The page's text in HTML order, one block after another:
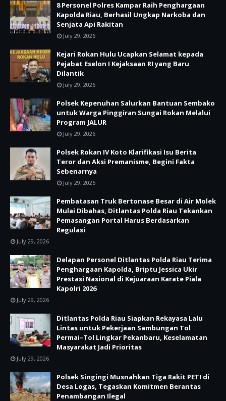
8 Personel Polres Kampar Raih Penghargaan
Kapolda Riau, Berhasil Ungkap Narkoba dan
Senjata Api Rakitan
July 29, 2026
Kejari Rokan Hulu Ucapkan Selamat kepada
Pejabat Eselon I Kejaksaan RI yang Baru
Dilantik
July 29, 2026
Polsek Kepenuhan Salurkan Bantuan Sembako
untuk Warga Pinggiran Sungai Rokan Melalui
Program JALUR
July 29, 2026
Polsek Rokan IV Koto Klarifikasi Isu Berita
Teror dan Aksi Premanisme, Begini Fakta
Sebenarnya
July 29, 2026
Pembatasan Truk Bertonase Besar di Air Molek
Mulai Dibahas, Ditlantas Polda Riau Tekankan
Pemasangan Portal Harus Berdasarkan
Regulasi
July 29, 2026
Delapan Personel Ditlantas Polda Riau Terima
Penghargaan Kapolda, Briptu Jessica Ukir
Prestasi Nasional di Kejuaraan Karate Piala
Kapolri 2026
July 29, 2026
Ditlantas Polda Riau Siapkan Rekayasa Lalu
Lintas untuk Pekerjaan Sambungan Tol
Permai–Tol Lingkar Pekanbaru, Keselamatan
Masyarakat Jadi Prioritas
July 29, 2026
Polsek Singingi Musnahkan Tiga Rakit PETI di
Desa Logas, Tegaskan Komitmen Berantas
Penambangan Ilegal